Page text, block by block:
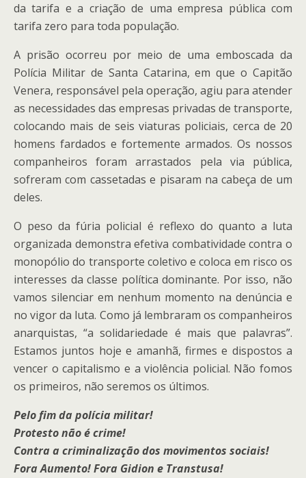
da tarifa e a criação de uma empresa pública com
tarifa zero para toda população.
A prisão ocorreu por meio de uma emboscada da
Polícia Militar de Santa Catarina, em que o Capitão
Venera, responsável pela operação, agiu para atender
as necessidades das empresas privadas de transporte,
colocando mais de seis viaturas policiais, cerca de 20
homens fardados e fortemente armados. Os nossos
companheiros foram arrastados pela via pública,
sofreram com cassetadas e pisaram na cabeça de um
deles.
O peso da fúria policial é reflexo do quanto a luta
organizada demonstra efetiva combatividade contra o
monopólio do transporte coletivo e coloca em risco os
interesses da classe política dominante. Por isso, não
vamos silenciar em nenhum momento na denúncia e
no vigor da luta. Como já lembraram os companheiros
anarquistas, “a solidariedade é mais que palavras”.
Estamos juntos hoje e amanhã, firmes e dispostos a
vencer o capitalismo e a violência policial. Não fomos
os primeiros, não seremos os últimos.
Pelo fim da polícia militar!
Protesto não é crime!
Contra a criminalização dos movimentos sociais!
Fora Aumento! Fora Gidion e Transtusa!